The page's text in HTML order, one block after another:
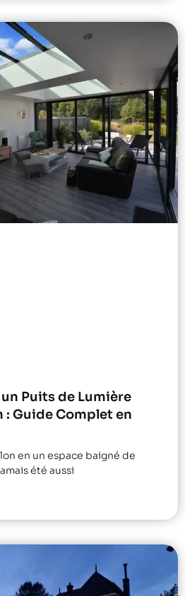
Puits de Lumière
: Guide Complet en
en un espace baigné de
été aussi